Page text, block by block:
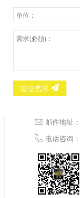
提交需求
邮件地址：
电话咨询：